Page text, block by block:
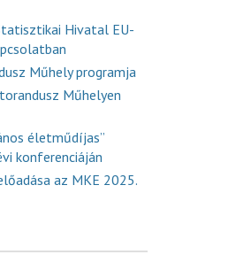
Hivatal EU-
Műhely programja
Műhelyen
életműdíjas”
konferenciáján
az MKE 2025.